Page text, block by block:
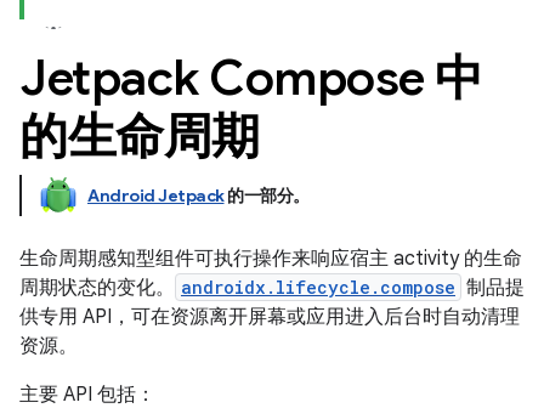
Jetpack Compose 中
的生命周期
Android Jetpack的一部分。
生命周期感知型组件可执行操作来响应宿主 activity 的生命
周期状态的变化。
androidx.lifecycle.compose 制品提
供专用 API，可在资源离开屏幕或应用进入后台时自动清理
资源。
主要 API 包括：